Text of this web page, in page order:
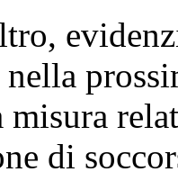
misura
di